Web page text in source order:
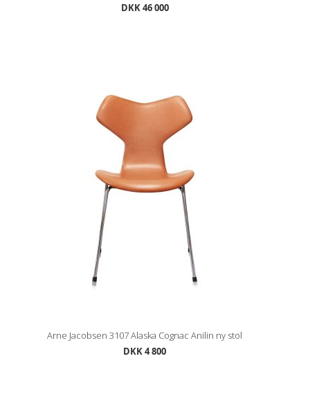
DKK 46 000
Arne Jacobsen 3107 Alaska Cognac Anilin ny stol
DKK 4 800